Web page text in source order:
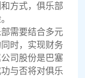
方式，俱乐部
需要结合多元
时，实现财务
司股份是巴塞
与否将对俱乐